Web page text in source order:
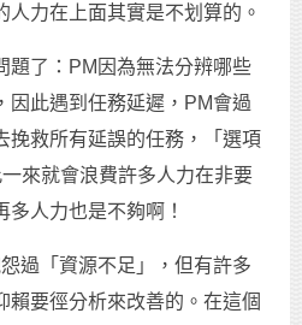
人力在上面其實是不划算的。
題了：PM因為無法分辨哪些
因此遇到任務延遲，PM會過
挽救所有延誤的任務，「選項
來就會浪費許多人力在非要
人力也是不夠啊！
過「資源不足」，但有許多
賴要徑分析來改善的。在這個